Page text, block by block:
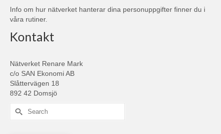
Info om hur nätverket hanterar dina personuppgifter finner du i
våra rutiner.
Kontakt
Nätverket Renare Mark
c/o SAN Ekonomi AB
Slåttervägen 18
892 42 Domsjö
Search
for: